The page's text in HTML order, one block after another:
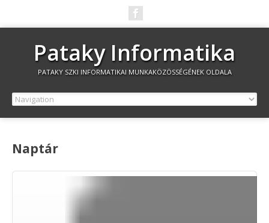
Pataky Informatika
PATAKY SZKI INFORMATIKAI MUNKAKÖZÖSSÉGÉNEK OLDALA
Naptár